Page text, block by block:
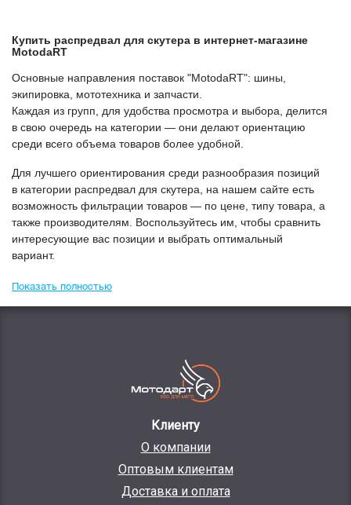
Купить Распредвал для скутера в интернет-магазине
МоtodaRT
Основные направления поставок "МоtodaRT": шины,
экипировка, мототехника и запчасти.
Каждая из групп, для удобства просмотра и выбора, делится
в свою очередь на категории — они делают ориентацию
среди всего объема товаров более удобной.
Для лучшего ориентирования среди разнообразия позиций
в категории
Распредвал для скутера , на нашем сайте есть
возможность фильтрации товаров — по цене, типу товара, а
также производителям. Воспользуйтесь им, чтобы сравнить
интересующие вас позиции и выбрать оптимальный
вариант.
Показать полностью
Клиенту
О компании
Оптовым клиентам
Доставка и оплата